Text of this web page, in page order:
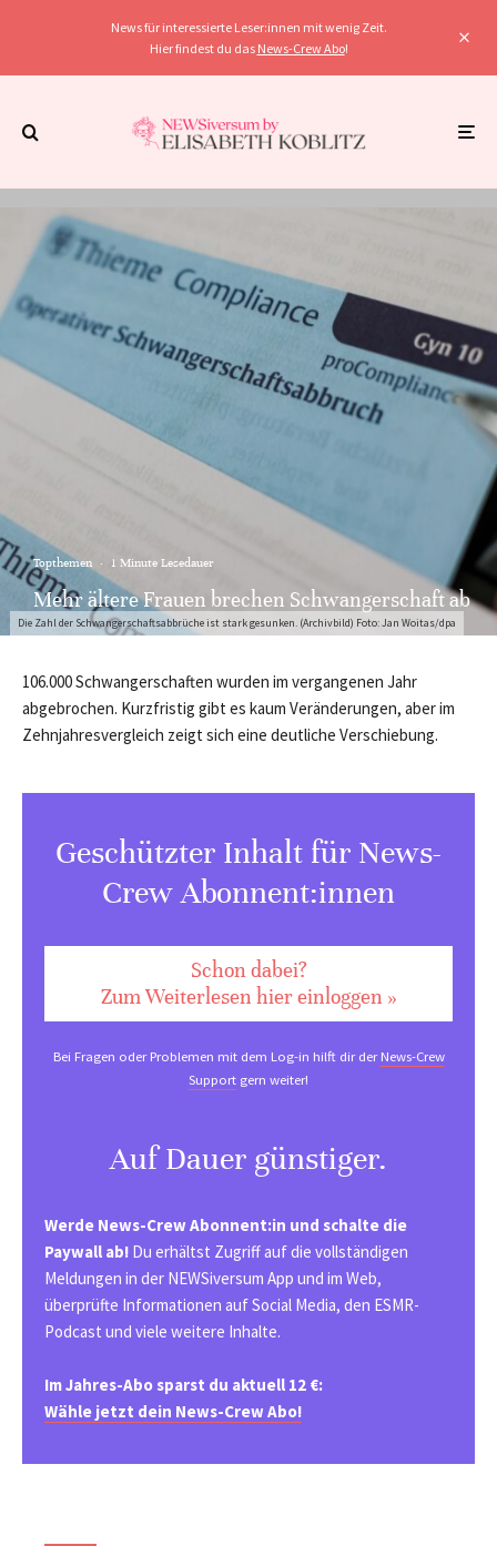
News für interessierte Leser:innen mit wenig Zeit.
Hier findest du das News-Crew Abo!
Die Zahl der Schwangerschaftsabbrüche ist stark gesunken. (Archivbild) Foto: Jan Woitas/dpa
Topthemen · 1 Minute Lesedauer
Mehr ältere Frauen brechen Schwangerschaft ab
106.000 Schwangerschaften wurden im vergangenen Jahr
abgebrochen. Kurzfristig gibt es kaum Veränderungen, aber im
Zehnjahresvergleich zeigt sich eine deutliche Verschiebung.
Geschützter Inhalt für News-
Crew Abonnent:innen
Schon dabei?
Zum Weiterlesen hier einloggen »
Bei Fragen oder Problemen mit dem Log-in hilft dir derNews-Crew
Support gern weiter!
Auf Dauer günstiger.
Werde News-Crew Abonnent:in und schalte die
Paywall ab! Du erhältst Zugriff auf die vollständigen
Meldungen in der NEWSiversum App und im Web,
überprüfte Informationen auf Social Media, den ESMR-
Podcast und viele weitere Inhalte.
Im Jahres-Abo sparst du aktuell 12 €:
Wähle jetzt dein News-Crew Abo!